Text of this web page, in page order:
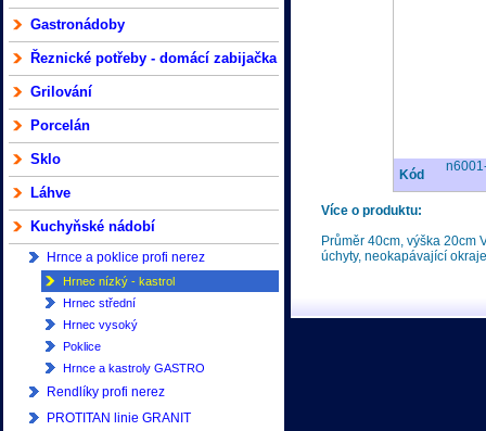
Gastronádoby
Řeznické potřeby - domácí zabijačka
Grilování
Porcelán
Sklo
Láhve
Kuchyňské nádobí
Hrnce a poklice profi nerez
Hrnec nízký - kastrol
Hrnec střední
Hrnec vysoký
Poklice
Hrnce a kastroly GASTRO
Rendlíky profi nerez
PROTITAN linie GRANIT
Kód
Více o produktu:
Průměr 40cm, výška 20cm
úchyty, neokapávající